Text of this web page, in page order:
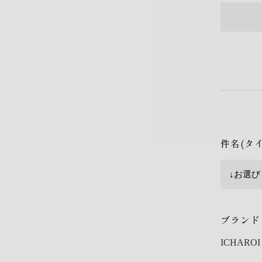
件名(タ
ブランド
ICHAROI